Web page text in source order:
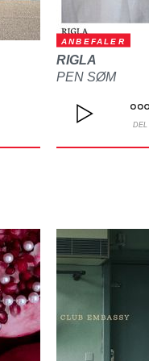
ANBEFALER
RIGLA
PEN SØM
DEL